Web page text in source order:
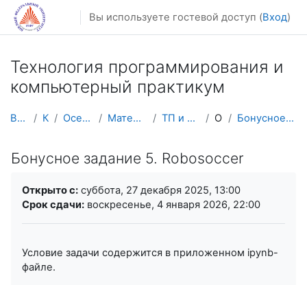
Перейти к основному содержанию
Вы используете гостевой доступ (Вход)
Технология программирования и
компьютерный практикум
В начало Курсы Осенний семестр Математика, механика ТП и комп. практикум Общее Бонусное задание 5. Robosoccer
Бонусное задание 5. Robosoccer
Открыто с: суббота, 27 декабря 2025, 13:00
Срок сдачи: воскресенье, 4 января 2026, 22:00
Условие задачи содержится в приложенном ipynb-
файле.